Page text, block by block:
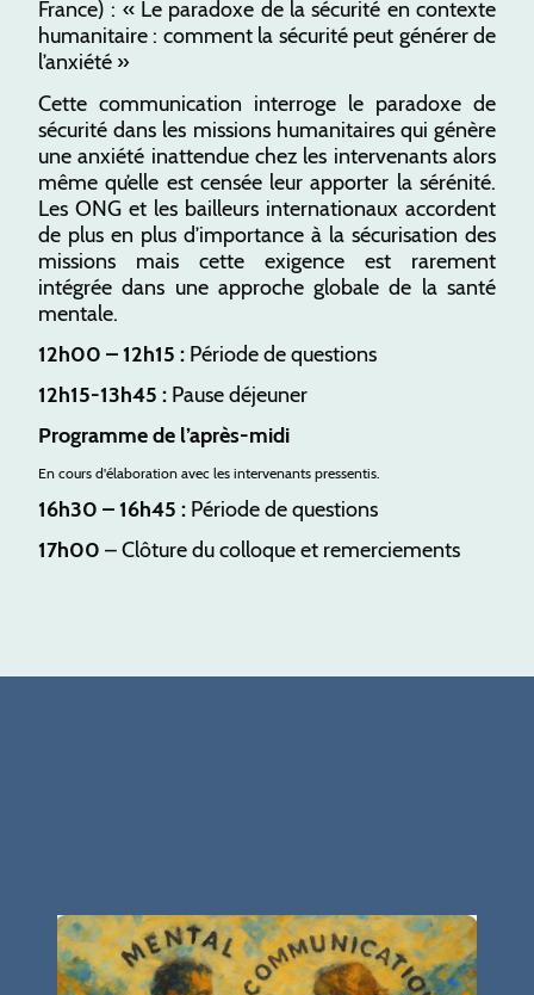
France) : « Le paradoxe de la sécurité en contexte
humanitaire : comment la sécurité peut générer de
l’anxiété »
Cette communication interroge le paradoxe de
sécurité dans les missions humanitaires qui génère
une anxiété inattendue chez les intervenants alors
même qu’elle est censée leur apporter la sérénité.
Les ONG et les bailleurs internationaux accordent
de plus en plus d’importance à la sécurisation des
missions mais cette exigence est rarement
intégrée dans une approche globale de la santé
mentale.
12h00 – 12h15 : Période de questions
12h15-13h45 : Pause déjeuner
Programme de l’après-midi
En cours d'élaboration avec les intervenants pressentis.
16h30 – 16h45 : Période de questions
17h00 – Clôture du colloque et remerciements